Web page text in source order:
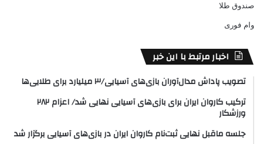
صندوق طلا
وام فوری
اخبار مرتبط با این خبر
تصویب پاداش مدال‌آوران بازی‌های آسیایی/۳ میلیارد برای طلایی‌ها
ترکیب کاروان ایران برای بازی‌های آسیایی نهایی شد/ اعزام ۲۸۲
ورزشکار
جلسه ماقبل نهایی ثبت‌نام کاروان ایران در بازی‌های آسیایی برگزار شد